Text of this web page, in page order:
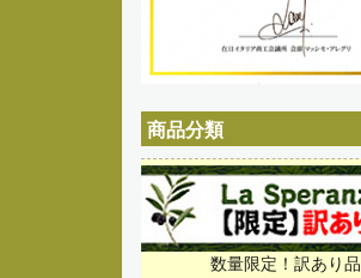
商品分類
数量限定！訳あり品